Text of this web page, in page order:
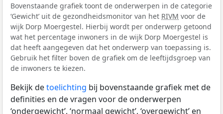
Bovenstaande grafiek toont de onderwerpen in de categorie
‘Gewicht’ uit de gezondheidsmonitor van het RIVM voor de
wijk Dorp Moergestel. Hierbij wordt per onderwerp getoond
wat het percentage inwoners in de wijk Dorp Moergestel is
dat heeft aangegeven dat het onderwerp van toepassing is.
Gebruik het filter boven de grafiek om de leeftijdsgroep van
de inwoners te kiezen.
Bekijk detoelichting bij bovenstaande grafiek met de
definities en de vragen voor de onderwerpen
‘ondergewicht’, ‘normaal gewicht’, ‘overgewicht’ en